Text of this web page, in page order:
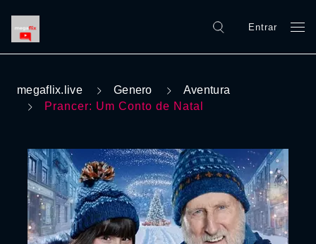
Entrar
megaflix.live Genero
Aventura
Prancer: Um Conto de Natal